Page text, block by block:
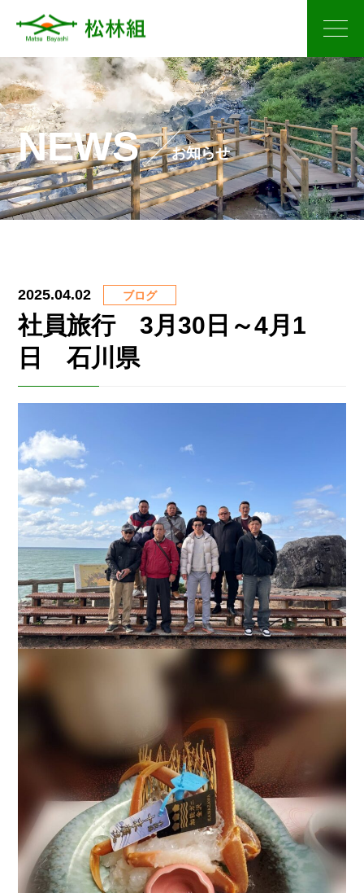
NEWS お知らせ
2025.04.02 ブログ
社員旅行 3月30日～4月1
日 石川県
松林組について
事業内容
ICT施工について
施工実績